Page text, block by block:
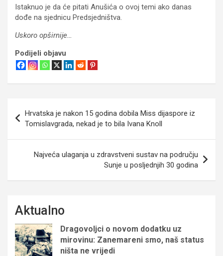
Istaknuo je da će pitati Anušića o ovoj temi ako danas
dođe na sjednicu Predsjedništva.
Uskoro opširnije…
Podijeli objavu
objava
Hrvatska je nakon 15 godina dobila Miss dijaspore iz
Tomislavgrada, nekad je to bila Ivana Knoll
Najveća ulaganja u zdravstveni sustav na području
Sunje u posljednjih 30 godina
Aktualno
Dragovoljci o novom dodatku uz
mirovinu: Zanemareni smo, naš status
ništa ne vrijedi